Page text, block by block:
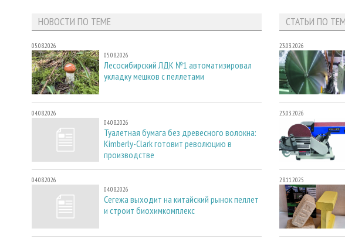
НОВОСТИ ПО ТЕМЕ
05.08.2026
05.08.2026
Лесосибирский ЛДК №1 автоматизировал
укладку мешков с пеллетами
04.08.2026
04.08.2026
Туалетная бумага без древесного волокна:
Kimberly-Clark готовит революцию в
производстве
04.08.2026
04.08.2026
Сегежа выходит на китайский рынок пеллет
и строит биохимкомплекс
СТАТЬИ ПО
23.03.2026
23.03.2026
28.11.2025